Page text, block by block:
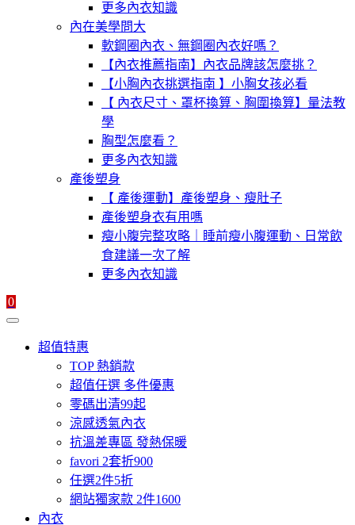
更多內衣知識
內在美學問大
軟鋼圈內衣、無鋼圈內衣好嗎？
【內衣推薦指南】內衣品牌該怎麼挑？
【小胸內衣挑選指南 】小胸女孩必看
【 內衣尺寸、罩杯換算、胸圍換算】量法教
學
胸型怎麼看？
更多內衣知識
產後塑身
【 產後運動】產後塑身、瘦肚子
產後塑身衣有用嗎
瘦小腹完整攻略｜睡前瘦小腹運動、日常飲
食建議一次了解
更多內衣知識
0
超值特惠
TOP 熱銷款
超值任選 多件優惠
零碼出清99起
涼感透氣內衣
抗溫差專區 發熱保暖
favori 2套折900
任選2件5折
網站獨家款 2件1600
內衣